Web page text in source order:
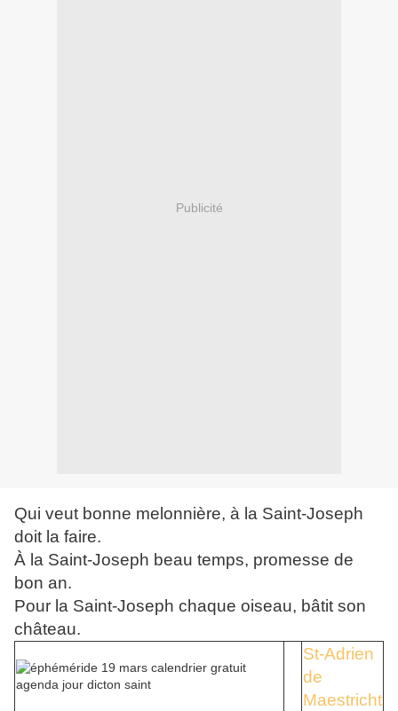
Publicité
Qui veut bonne melonnière, à la Saint-Joseph
doit la faire.
À la Saint-Joseph beau temps, promesse de
bon an.
Pour la Saint-Joseph chaque oiseau, bâtit son
château.
St-Adrien
de
Maestricht